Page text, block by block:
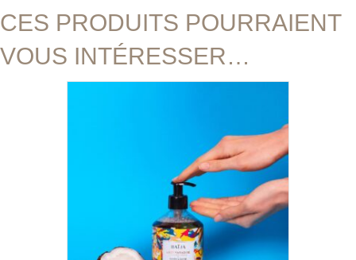
CES PRODUITS POURRAIENT
VOUS INTÉRESSER…